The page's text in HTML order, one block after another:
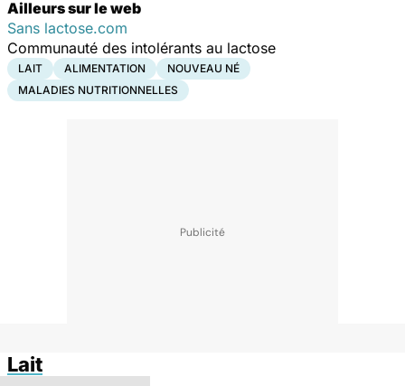
Ailleurs sur le web
Sans lactose.com
Communauté des intolérants au lactose
LAIT ALIMENTATION
NOUVEAU NÉ
MALADIES NUTRITIONNELLES
Lait